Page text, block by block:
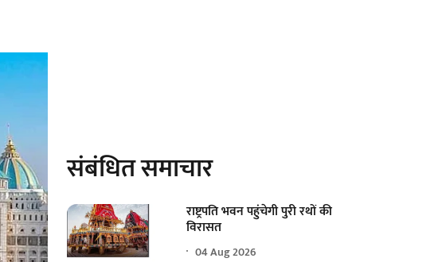
संबंधित समाचार
राष्ट्रपति भवन पहुंचेगी पुरी रथों की
विरासत
04 Aug 2026